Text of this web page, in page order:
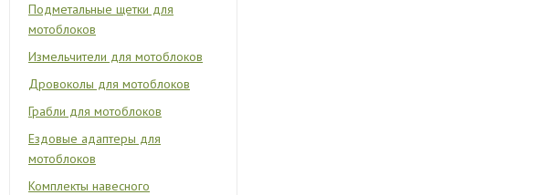
Подметальные щетки для
мотоблоков
Измельчители для мотоблоков
Дровоколы для мотоблоков
Грабли для мотоблоков
Ездовые адаптеры для
мотоблоков
Комплекты навесного